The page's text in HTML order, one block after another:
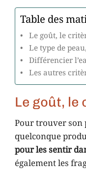
Table des
Le goût, le
Le type de
Différencier
Les autres
Le goût,
Pour trouver son
quelconque
pour les sentir
également les